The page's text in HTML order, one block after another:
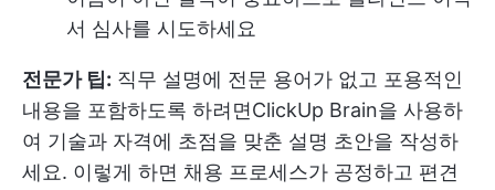
서 심사를 시도하세요
전문가 팁: 직무 설명에 전문 용어가 없고 포용적인
내용을 포함하도록 하려면ClickUp Brain을 사용하
여 기술과 자격에 초점을 맞춘 설명 초안을 작성하
세요. 이렇게 하면 채용 프로세스가 공정하고 편견